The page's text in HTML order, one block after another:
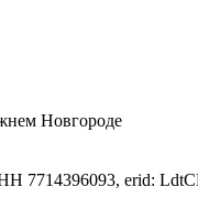
Новгороде
erid: